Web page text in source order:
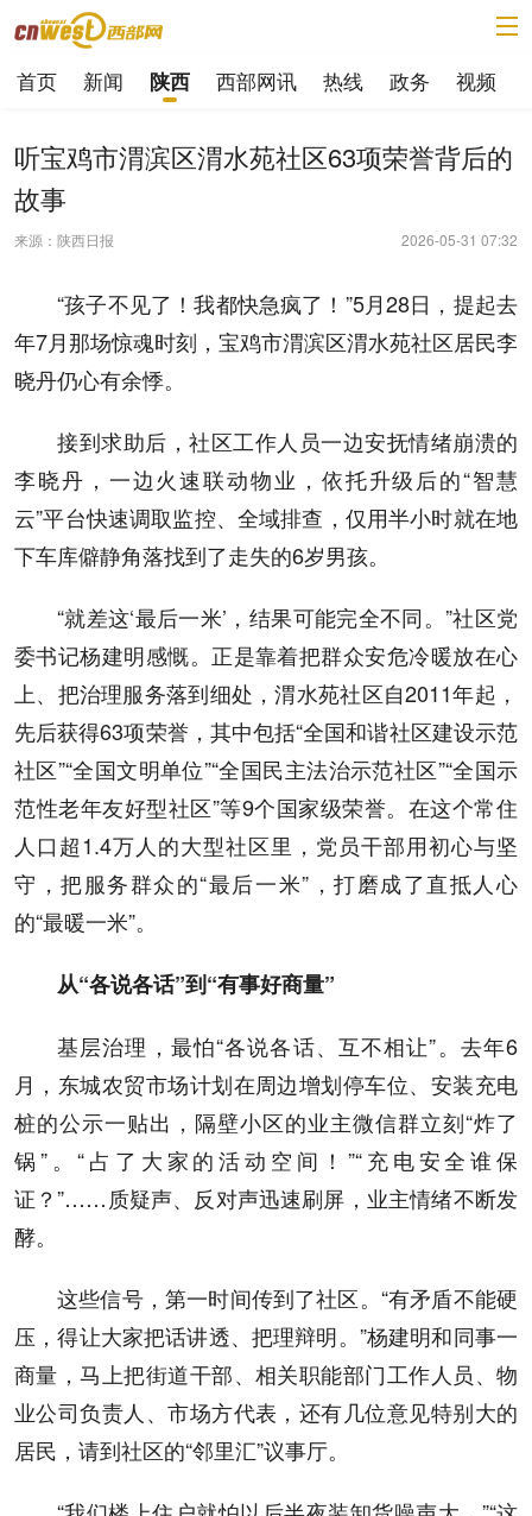
首页 新闻 陕西 西部网讯 热线 政务 视频
听宝鸡市渭滨区渭水苑社区63项荣誉背后的
故事
来源：陕西日报 2026-05-31 07:32
“孩子不见了！我都快急疯了！”5月28日，提起去
年7月那场惊魂时刻，宝鸡市渭滨区渭水苑社区居民李
晓丹仍心有余悸。
接到求助后，社区工作人员一边安抚情绪崩溃的
李晓丹，一边火速联动物业，依托升级后的“智慧
云”平台快速调取监控、全域排查，仅用半小时就在地
下车库僻静角落找到了走失的6岁男孩。
“就差这‘最后一米’，结果可能完全不同。”社区党
委书记杨建明感慨。正是靠着把群众安危冷暖放在心
上、把治理服务落到细处，渭水苑社区自2011年起，
先后获得63项荣誉，其中包括“全国和谐社区建设示范
社区”“全国文明单位”“全国民主法治示范社区”“全国示
范性老年友好型社区”等9个国家级荣誉。在这个常住
人口超1.4万人的大型社区里，党员干部用初心与坚
守，把服务群众的“最后一米”，打磨成了直抵人心
的“最暖一米”。
从“各说各话”到“有事好商量”
基层治理，最怕“各说各话、互不相让”。去年6
月，东城农贸市场计划在周边增划停车位、安装充电
桩的公示一贴出，隔壁小区的业主微信群立刻“炸了
锅”。“占了大家的活动空间！”“充电安全谁保
证？”……质疑声、反对声迅速刷屏，业主情绪不断发
酵。
这些信号，第一时间传到了社区。“有矛盾不能硬
压，得让大家把话讲透、把理辩明。”杨建明和同事一
商量，马上把街道干部、相关职能部门工作人员、物
业公司负责人、市场方代表，还有几位意见特别大的
居民，请到社区的“邻里汇”议事厅。